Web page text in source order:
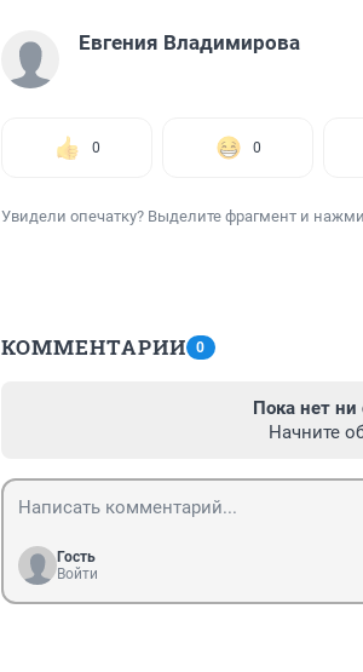
Евгения Владимирова
0 0
Увидели опечатку? Выделите фрагмент и
КОММЕНТАРИИ 0
Пока нет ни
Начните
Гость
Войти